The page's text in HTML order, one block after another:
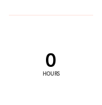
0
HOURS